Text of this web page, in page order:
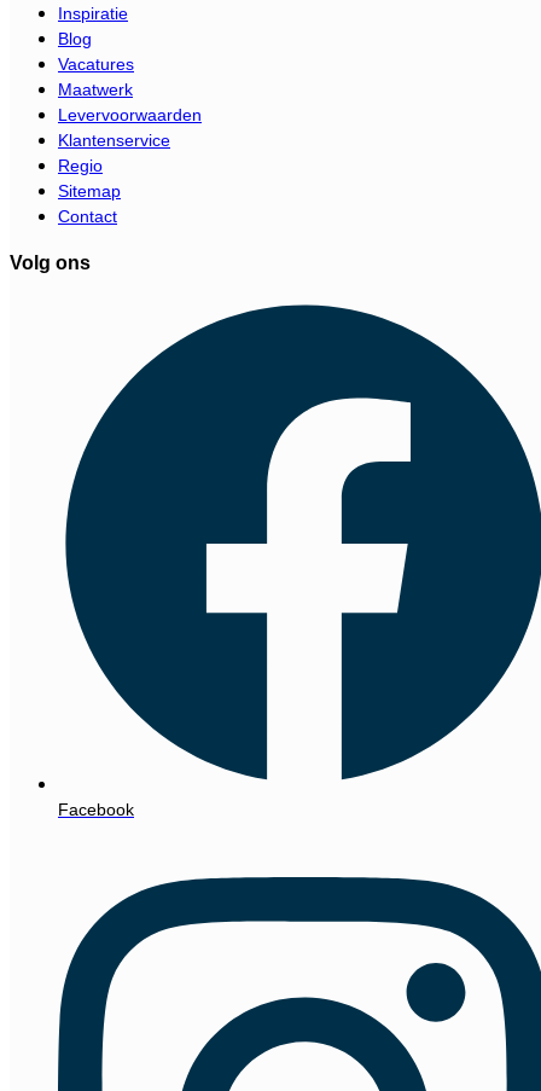
Inspiratie
Blog
Vacatures
Maatwerk
Levervoorwaarden
Klantenservice
Regio
Sitemap
Contact
Volg ons
Facebook